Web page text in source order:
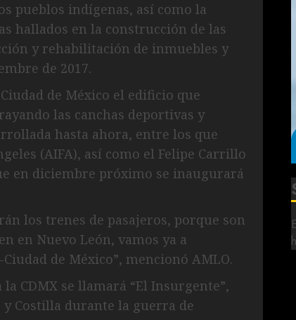
pueblos indígenas, así como la
hallados en la construcción de las
y rehabilitación de inmuebles y
de 2017.
de México el edificio que
las canchas deportivas y
hasta ahora, entre los que
(AIFA), así como el Felipe Carrillo
en diciembre próximo se inaugurará
los trenes de pasajeros, porque son
en Nuevo León, vamos ya a
de México”, mencionó AMLO.
CDMX se llamará “El Insurgente”,
Costilla durante la guerra de